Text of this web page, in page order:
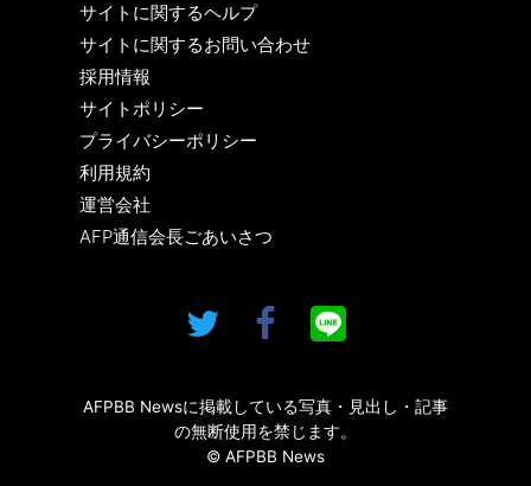
サイトに関するヘルプ
サイトに関するお問い合わせ
採用情報
サイトポリシー
プライバシーポリシー
利用規約
運営会社
AFP通信会長ごあいさつ
AFPBB Newsに掲載している写真・見出し・記事
の無断使用を禁じます。
© AFPBB News